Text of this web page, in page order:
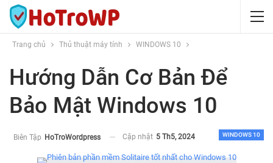
Trang chủ Thủ thuật máy tính WINDOWS 10
Hướng Dẫn Cơ Bản Để
Bảo Mật Windows 10
WINDOWS 10
Biên Tập HoTroWordpress Cập nhật 5 Th5, 2024